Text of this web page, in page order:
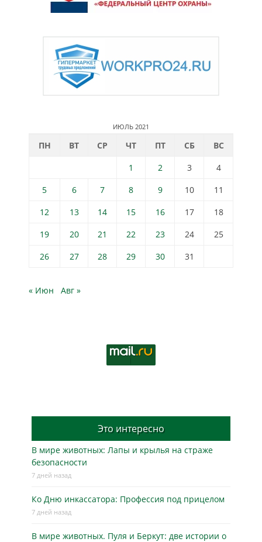
ИЮЛЬ 2021
ПН ВТ СР ЧТ ПТ СБ
ВС
1
2 3
4
5
6 7 8 9 10
11
12
13 14 15 16 17
18
19
20 21 22 23 24
25
26
27 28 29 30 31
« Июн Авг »
Это интересно
В мире животных: Лапы и крылья на страже
безопасности
7 дней назад
Ко Дню инкассатора: Профессия под прицелом
7 дней назад
В мире животных. Пуля и Беркут: две истории о